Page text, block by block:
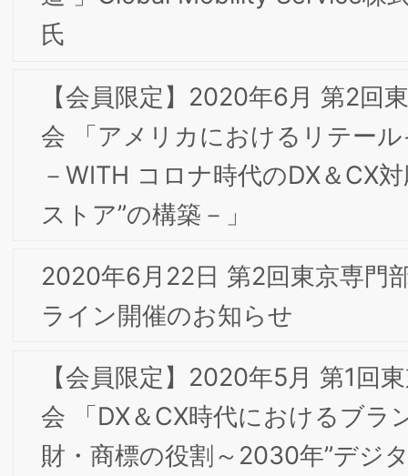
会 「理想の未来をデザイン～理想の未来からコ
ミュニケーション戦略を構築する～」
【会員限定】2020年2⽉ 第7回東京専門部会委
会 「ブランド戦略を推進させる～マーケティン
グ部門と商標部門の連動～」
【会員限定】2019年12⽉ 第5回東京専門部会委
員会 「インバウンドユーチューバ―戦略とSNS
事業展開を考えてみる」
2019年12月 第5回東京専門部会委員会のお知ら
【会員限定】2019年10⽉ 第4回東京専門部会委
員会「ナガサワ文具センター Kobe INK物語」
【会員限定】2019年6⽉ 第3回東京専門部会委